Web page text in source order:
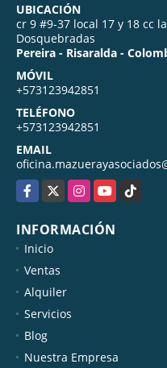
UBICACIÓN
cr 9 #9-37 local 17 y 18 cc
Dosquebradas
Pereira - Risaralda -
MÓVIL
+573123942851
TELÉFONO
+573123942851
EMAIL
Facebook
X InstagramYouTubeTikTok
INFORMACIÓN
Inicio
Ventas
Alquiler
Servicios
Blog
Nuestra Empresa